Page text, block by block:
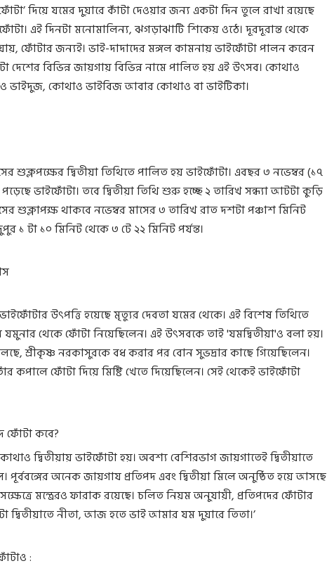
দিয়ে যমের দুয়ারে কাঁটা দেওয়ার জন্য একটা দিন তুলে রাখা রয়েছে
এই দিনটা মনোমালিন্য, ঝগড়াঝাটি শিকেয় ওঠে। দূরদূরান্ত থেকে
ফোঁটার জন্যই। ভাই-দাদাদের মঙ্গল কামনায় ভাইফোঁটা পালন করেন
দেশের বিভিন্ন জায়গায় বিভিন্ন নামে পালিত হয় এই উৎসব। কোথাও
ভাইদুজ, কোথাও ভাইবিজ আবার কোথাও বা ভাইটিকা।
শুক্লপক্ষের দ্বিতীয়া তিথিতে পালিত হয় ভাইফোঁটা। এবছর ৩ নভেম্বর (১৭
ভাইফোঁটা। তবে দ্বিতীয়া তিথি শুরু হচ্ছে ২ তারিখ সন্ধ্যা আটটা কুড়ি
শুক্লাপক্ষ থাকবে নভেম্বর মাসের ৩ তারিখ রাত দশটা পঞ্চাশ মিনিট
১ টা ১০ মিনিট থেকে ৩ টে ২২ মিনিট পর্যন্ত।
উৎপত্তি হয়েছে মৃত্যুর দেবতা যমের থেকে। এই বিশেষ তিথিতে
থেকে ফোঁটা নিয়েছিলেন। এই উৎসবকে তাই 'যমদ্বিতীয়া'ও বলা হয়।
শ্রীকৃষ্ণ নরকাসুরকে বধ করার পর বোন সুভদ্রার কাছে গিয়েছিলেন।
কপালে ফোঁটা দিয়ে মিষ্টি খেতে দিয়েছিলেন। সেই থেকেই ভাইফোঁটা
ফোঁটা কবে?
দ্বিতীয়ায় ভাইফোঁটা হয়। অবশ্য বেশিরভাগ জায়গাতেই দ্বিতীয়াতে
পূর্ববঙ্গের অনেক জায়গায প্রতিপদ এবং দ্বিতীয়া মিলে অনুষ্ঠিত হয়ে আসছে
মন্ত্রেরও ফারাক রয়েছে। চলিত নিয়ম অনুযায়ী, প্রতিপদের ফোঁটার
দ্বিতীয়াতে নীতা, আজ হতে ভাই আমার যম দুয়ারে তিতা।’
: